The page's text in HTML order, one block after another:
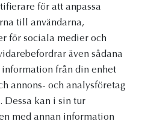
för att anpassa
till användarna,
för sociala medier och
även sådana
från din enhet
annons- och analysföretag
Dessa kan i sin tur
med annan information
är en del av
Djursjukvård